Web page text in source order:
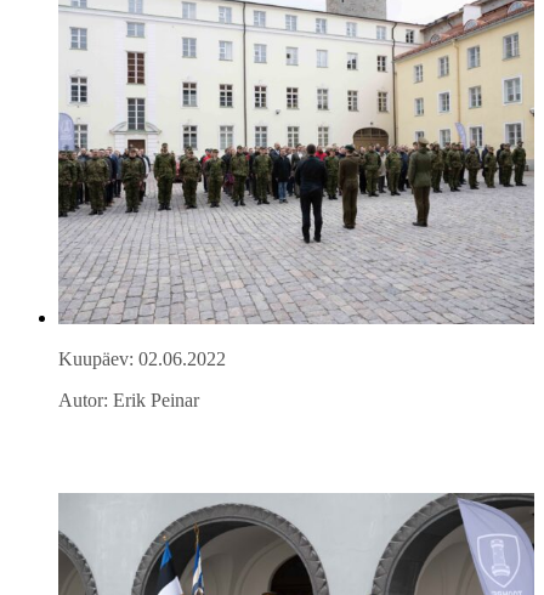
Kuupäev: 02.06.2022
Autor: Erik Peinar